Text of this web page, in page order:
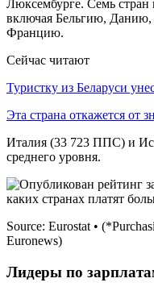
Люксембурге. Семь
включая Бельгию,
Францию.
Сейчас читают
Туристку из Беларуси
Эта страна откажется от
Италия (33 723 ППС) и
среднего уровня.
Source: Eurostat •
Euronews)
Лидеры по